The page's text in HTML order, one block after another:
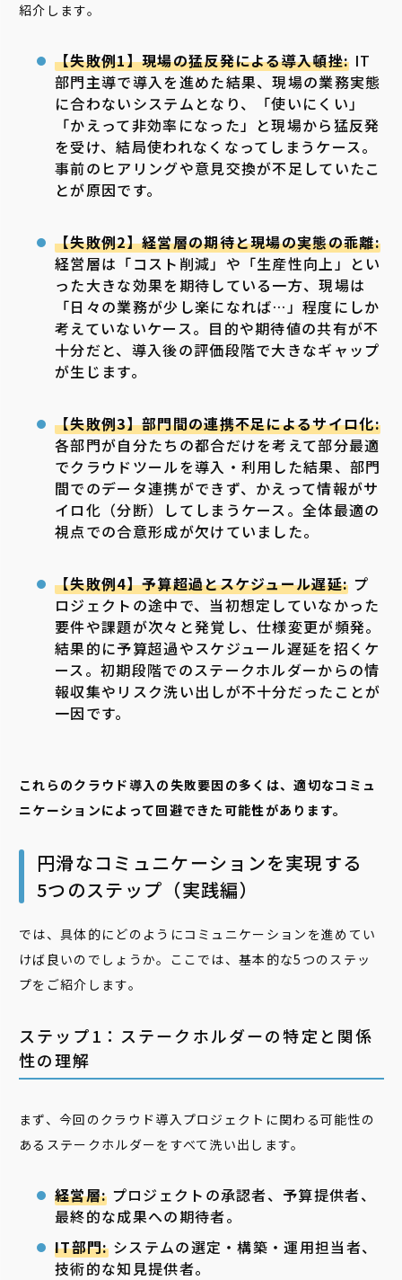
紹介します。
【失敗例1】現場の猛反発による導入頓挫: IT
部門主導で導入を進めた結果、現場の業務実態
に合わないシステムとなり、「使いにくい」
「かえって非効率になった」と現場から猛反発
を受け、結局使われなくなってしまうケース。
事前のヒアリングや意見交換が不足していたこ
とが原因です。
【失敗例2】経営層の期待と現場の実態の乖離:
経営層は「コスト削減」や「生産性向上」とい
った大きな効果を期待している一方、現場は
「日々の業務が少し楽になれば…」程度にしか
考えていないケース。目的や期待値の共有が不
十分だと、導入後の評価段階で大きなギャップ
が生じます。
【失敗例3】部門間の連携不足によるサイロ化:
各部門が自分たちの都合だけを考えて部分最適
でクラウドツールを導入・利用した結果、部門
間でのデータ連携ができず、かえって情報がサ
イロ化（分断）してしまうケース。全体最適の
視点での合意形成が欠けていました。
【失敗例4】予算超過とスケジュール遅延: プ
ロジェクトの途中で、当初想定していなかった
要件や課題が次々と発覚し、仕様変更が頻発。
結果的に予算超過やスケジュール遅延を招くケ
ース。初期段階でのステークホルダーからの情
報収集やリスク洗い出しが不十分だったことが
一因です。
これらのクラウド導入の失敗要因の多くは、適切なコミュ
ニケーションによって回避できた可能性があります。
円滑なコミュニケーションを実現する
5つのステップ（実践編）
では、具体的にどのようにコミュニケーションを進めてい
けば良いのでしょうか。ここでは、基本的な5つのステッ
プをご紹介します。
ステップ1：ステークホルダーの特定と関係
性の理解
まず、今回のクラウド導入プロジェクトに関わる可能性の
あるステークホルダーをすべて洗い出します。
経営層: プロジェクトの承認者、予算提供者、
最終的な成果への期待者。
IT部門:システムの選定・構築・運用担当者、
技術的な知見提供者。